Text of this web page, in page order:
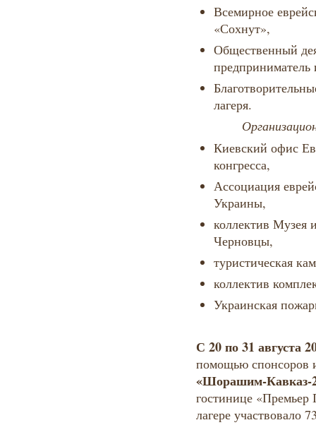
Всемирное
«Сохнут»,
Общественный
лагеря.
Киевский офис
конгресса,
Ассоциация
Украины,
коллектив Музея
Черновцы,
туристическая
коллектив
Украинская
С 20 по 31 августа
помощью спонсоров
«Шорашим-Кавказ-
гостинице «Премьер
лагере участвовало